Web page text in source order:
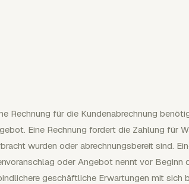
Rechnung für die Kundenabrechnung
Eine Rechnung fordert die Zahlung für
wurden oder abrechnungsbereit sind.
oder Angebot nennt vor Beginn
geschäftliche Erwartungen mit sich